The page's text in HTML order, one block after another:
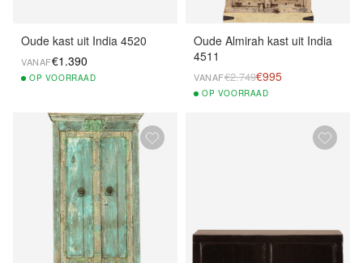
Oude kast uit India 4520
VANAF€1.390
OP VOORRAAD
Oude Almirah kast uit India
4511
VANAF€2.749€995
OP VOORRAAD